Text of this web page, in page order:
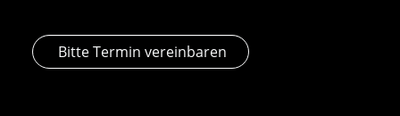
Bitte Termin vereinbaren